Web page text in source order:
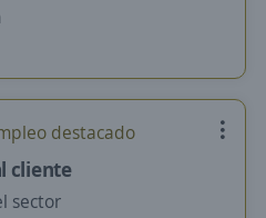
destacado
cliente
sector